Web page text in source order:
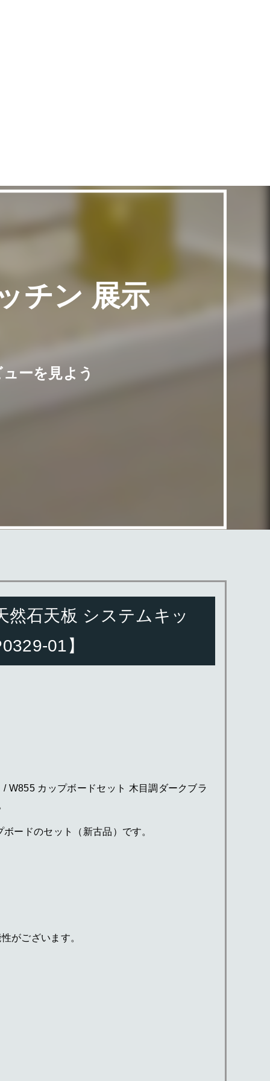
チン 展示
ーを見よう
然石天板 システムキッ
01】
W855 カップボードセット 木目調ダークブラ
ードのセット（新古品）です。
がございます。